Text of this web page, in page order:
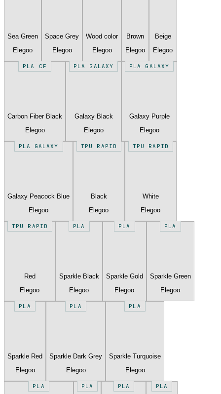
Sea Green
Elegoo
Space Grey
Elegoo
Wood color
Elegoo
Brown
Elegoo
Beige
Elegoo
PLA CF
Carbon Fiber Black
Elegoo
PLA GALAXY
Galaxy Black
Elegoo
PLA GALAXY
Galaxy Purple
Elegoo
PLA GALAXY
Galaxy Peacock Blue
Elegoo
TPU RAPID
Black
Elegoo
TPU RAPID
White
Elegoo
TPU RAPID
Red
Elegoo
PLA
Sparkle Black
Elegoo
PLA
Sparkle Gold
Elegoo
PLA
Sparkle Green
Elegoo
PLA
Sparkle Red
Elegoo
PLA
Sparkle Dark Grey
Elegoo
PLA
Sparkle Turquoise
Elegoo
PLA PLA PLA PLA